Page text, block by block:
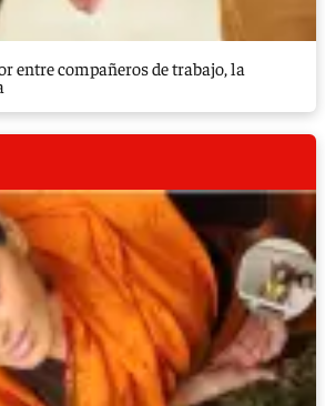
entre compañeros de trabajo, la